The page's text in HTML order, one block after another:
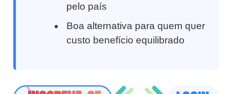
pelo país
Boa alternativa para quem quer
custo benefício equilibrado